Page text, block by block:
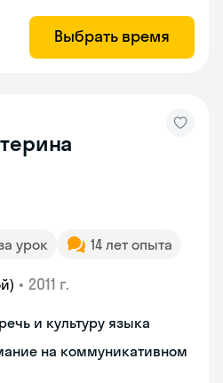
Выбрать время
урок 14 лет опыта
• 2011 г.
и культуру языка
на коммуникативном